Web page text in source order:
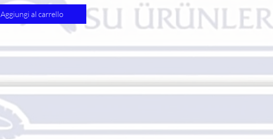
Aggiungi al carrello